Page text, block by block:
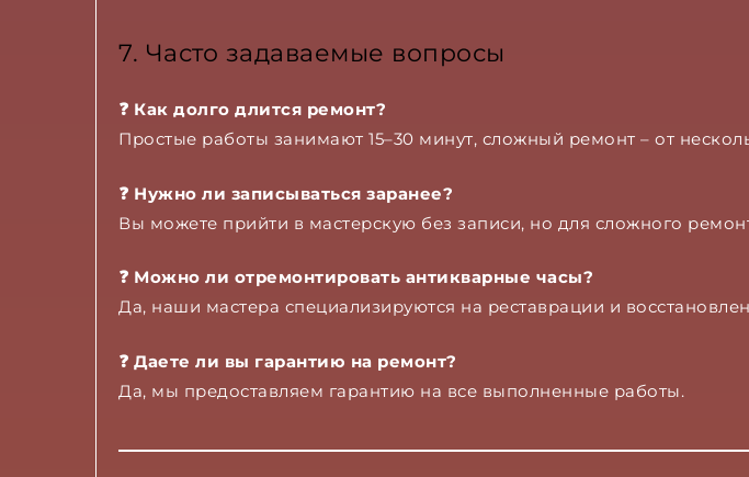
7. Часто задаваемые вопросы
❓ Как долго длится ремонт?
Простые работы занимают 15–30 минут, сложный ремонт – от
❓ Нужно ли записываться заранее?
Вы можете прийти в мастерскую без записи, но для сложного
❓ Можно ли отремонтировать антикварные часы?
Да, наши мастера специализируются на реставрации и
❓ Даете ли вы гарантию на ремонт?
Да, мы предоставляем гарантию на все выполненные работы.